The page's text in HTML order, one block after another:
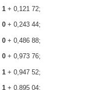
1+ 0,121 72;
0+ 0,243 44;
0+ 0,486 88;
0+ 0,973 76;
1+ 0,947 52;
1+ 0,895 04;